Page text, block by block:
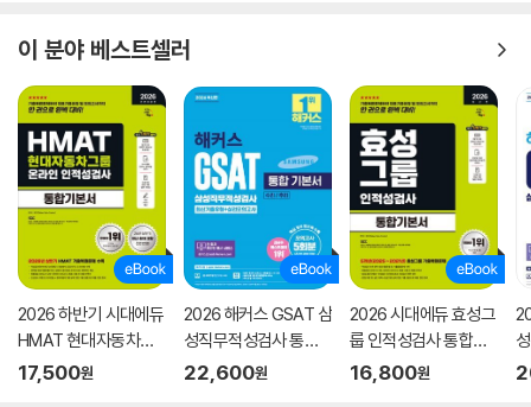
이 분야 베스트셀러
2026 하반기 시대에듀
HMAT 현대자동차그
룹 인적성검사 통합기
17,500원
2026 해커스 GSAT 삼
성직무적성검사 통합
기본서 최신기출유형
22,600원
2026 시대에듀 효성그
룹 인적성검사 통합기
본서
16,800원